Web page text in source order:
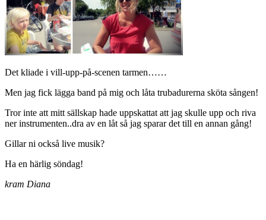
Det kliade i vill-upp-på-scenen tarmen……
Men jag fick lägga band på mig och låta trubadurerna sköta sången!
Tror inte att mitt sällskap hade uppskattat att jag skulle upp och riva
ner instrumenten..dra av en låt så jag sparar det till en annan gång!
Gillar ni också live musik?
Ha en härlig söndag!
kram Diana